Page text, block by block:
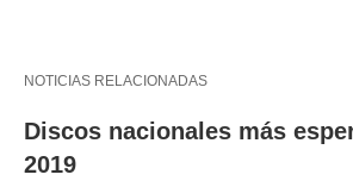
NOTICIAS RELACIONADAS
Discos nacionales más
2019